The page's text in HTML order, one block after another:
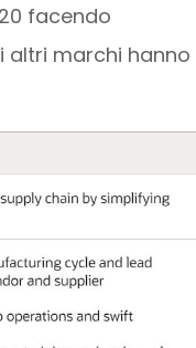
facendo
altri marchi hanno